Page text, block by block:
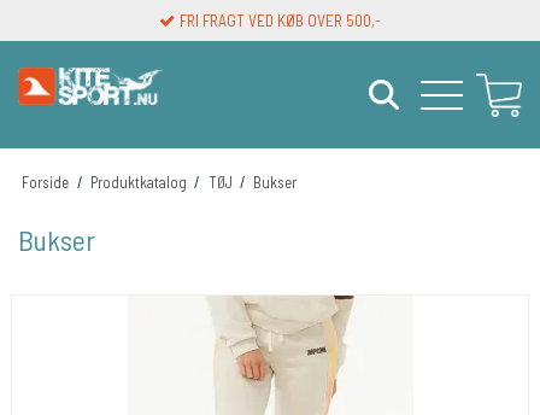
FRI FRAGT VED KØB OVER 500,-
LEVERINGSTID 1-3 DAGE
Forside / Produktkatalog / TØJ / Bukser
Bukser